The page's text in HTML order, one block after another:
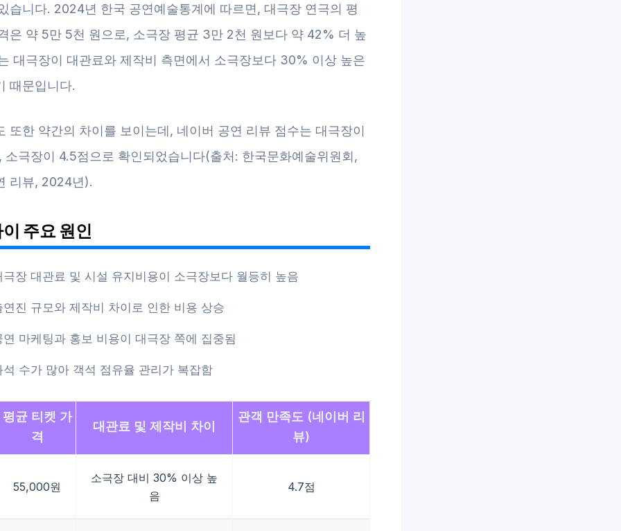
습니다. 2024년 한국 공연예술통계에 따르면, 대극장 연극의 평
은 약 5만 5천 원으로, 소극장 평균 3만 2천 원보다 약 42% 더 높
대극장이 대관료와 제작비 측면에서 소극장보다 30% 이상 높은
때문입니다.
또한 약간의 차이를 보이는데, 네이버 공연 리뷰 점수는 대극장이
소극장이 4.5점으로 확인되었습니다(출처: 한국문화예술위원회,
리뷰, 2024년).
주요 원인
극장 대관료 및 시설 유지비용이 소극장보다 월등히 높음
연진 규모와 제작비 차이로 인한 비용 상승
연 마케팅과 홍보 비용이 대극장 쪽에 집중됨
석 수가 많아 객석 점유율 관리가 복잡함
평균 티켓 가
격
대관료 및 제작비 차이
관객 만족도 (네이버 리
뷰)
55,000원
소극장 대비 30% 이상 높
음
4.7점